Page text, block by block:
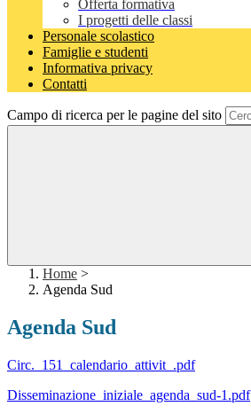
Offerta formativa
I progetti delle classi
Personale scolastico
Famiglie e studenti
Informativa privacy
Contatti
Campo di ricerca per le pagine del sito
Home >
Agenda Sud
Agenda Sud
Circ._151_calendario_attivit_.pdf
Disseminazione_iniziale_agenda_sud-1.pdf